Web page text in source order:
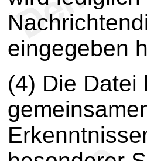
eingegeben
(4) Die Datei